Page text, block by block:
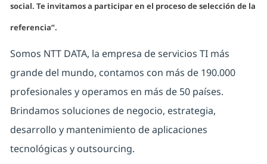
social. Te invitamos a participar en el proceso de selección de la
referencia”.
Somos NTT DATA, la empresa de servicios TI más
grande del mundo, contamos con más de 190.000
profesionales y operamos en más de 50 países.
Brindamos soluciones de negocio, estrategia,
desarrollo y mantenimiento de aplicaciones
tecnológicas y outsourcing.